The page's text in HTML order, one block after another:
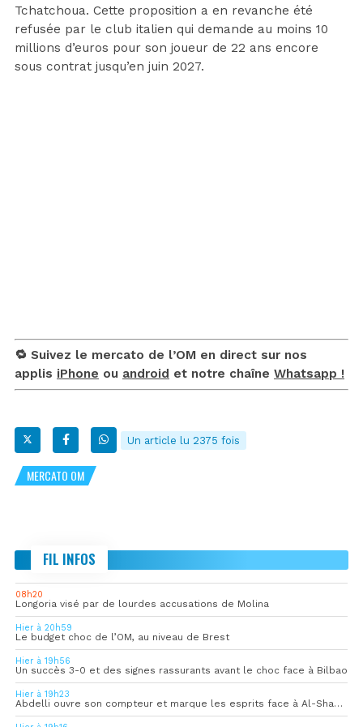
Tchatchoua. Cette proposition a en revanche été
refusée par le club italien qui demande au moins 10
millions d’euros pour son joueur de 22 ans encore
sous contrat jusqu’en juin 2027.
🔁 Suivez le mercato de l’OM en direct sur nos
applis iPhone ou android et notre chaîne Whatsapp !
Un article lu 2375 fois
MERCATO OM
FIL INFOS
08h20
Longoria visé par de lourdes accusations de Molina
Hier à 20h59
Le budget choc de l’OM, au niveau de Brest
Hier à 19h56
Un succès 3-0 et des signes rassurants avant le choc face à Bilbao
Hier à 19h23
Abdelli ouvre son compteur et marque les esprits face à Al-Shahania